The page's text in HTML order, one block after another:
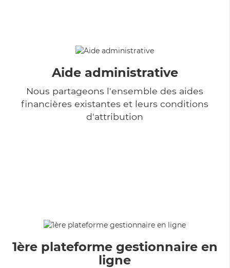
Aide administrative
Nous partageons l'ensemble des aides
financières existantes et leurs conditions
d'attribution
1ère plateforme gestionnaire en
ligne